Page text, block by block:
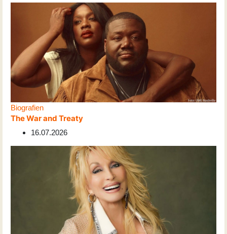
Biografien
The War and Treaty
16.07.2026